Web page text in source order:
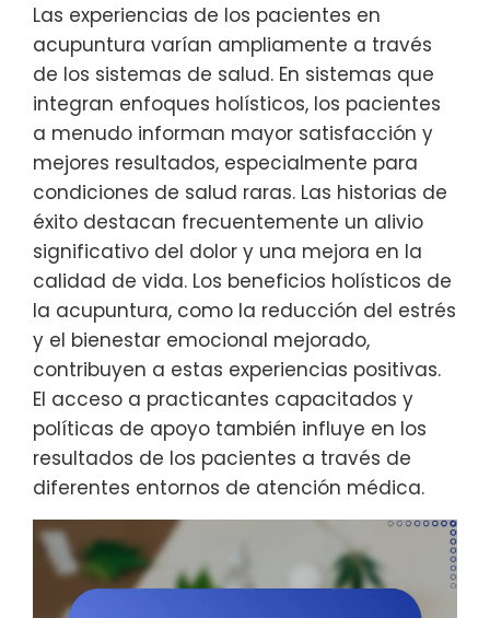
Las experiencias de los pacientes en
acupuntura varían ampliamente a través
de los sistemas de salud. En sistemas que
integran enfoques holísticos, los pacientes
a menudo informan mayor satisfacción y
mejores resultados, especialmente para
condiciones de salud raras. Las historias de
éxito destacan frecuentemente un alivio
significativo del dolor y una mejora en la
calidad de vida. Los beneficios holísticos de
la acupuntura, como la reducción del estrés
y el bienestar emocional mejorado,
contribuyen a estas experiencias positivas.
El acceso a practicantes capacitados y
políticas de apoyo también influye en los
resultados de los pacientes a través de
diferentes entornos de atención médica.